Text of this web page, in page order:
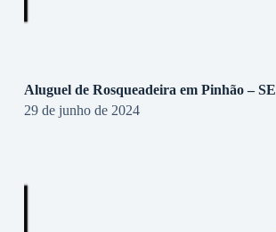
Aluguel de Rosqueadeira em Pinhão – SE
29 de junho de 2024